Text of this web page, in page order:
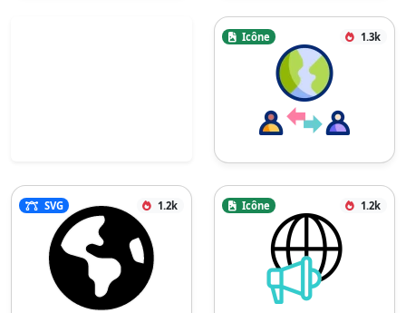
Icône 1.3k
SVG 1.2k Icône 1.2k